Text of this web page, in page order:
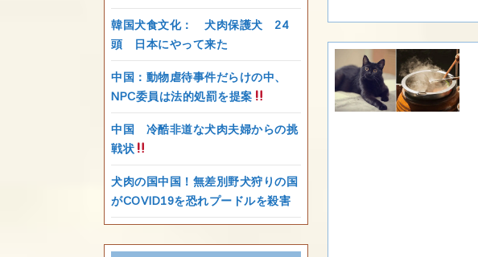
韓国犬食文化： 犬肉保護犬 24
頭 日本にやって来た
中国：動物虐待事件だらけの中、
NPC委員は法的処罰を提案
中国 冷酷非道な犬肉夫婦からの挑
戦状
犬肉の国中国！無差別野犬狩りの国
がCOVID19を恐れプードルを殺害